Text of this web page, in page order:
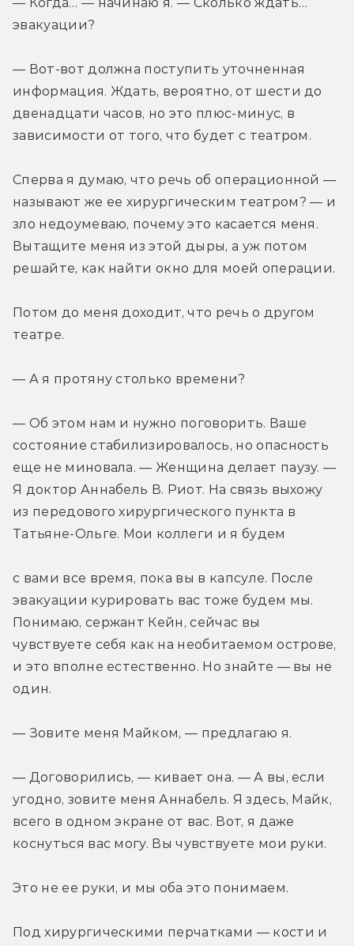
эвакуации?
— Вот-вот должна поступить уточненная
информация. Ждать, вероятно, от шести до
двенадцати часов, но это плюс-минус, в
зависимости от того, что будет с театром.
Сперва я думаю, что речь об операционной —
называют же ее хирургическим театром? — и
зло недоумеваю, почему это касается меня.
Вытащите меня из этой дыры, а уж потом
решайте, как найти окно для моей операции.
Потом до меня доходит, что речь о другом
театре.
— А я протяну столько времени?
— Об этом нам и нужно поговорить. Ваше
состояние стабилизировалось, но опасность
еще не миновала. — Женщина делает паузу. —
Я доктор Аннабель В. Риот. На связь выхожу
из передового хирургического пункта в
Татьяне-Ольге. Мои коллеги и я будем
с вами все время, пока вы в капсуле. После
эвакуации курировать вас тоже будем мы.
Понимаю, сержант Кейн, сейчас вы
чувствуете себя как на необитаемом острове,
и это вполне естественно. Но знайте — вы не
один.
— Зовите меня Майком, — предлагаю я.
— Договорились, — кивает она. — А вы, если
угодно, зовите меня Аннабель. Я здесь, Майк,
всего в одном экране от вас. Вот, я даже
коснуться вас могу. Вы чувствуете мои руки.
Это не ее руки, и мы оба это понимаем.
Под хирургическими перчатками — кости и